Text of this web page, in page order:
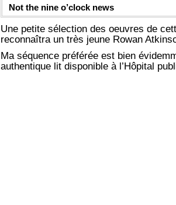
Not the nine o’clock news
Une petite sélection des oeuvres de
reconnaîtra un très jeune Rowan
Ma séquence préférée est bien
authentique lit disponible à l’Hôpital